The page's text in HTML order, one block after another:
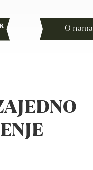
O nama